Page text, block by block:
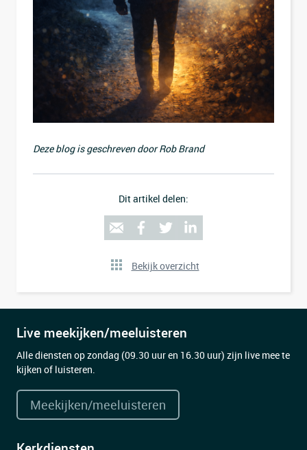
Deze blog is geschreven door Rob Brand
Dit artikel delen:
Bekijk overzicht
Live meekijken/meeluisteren
Alle diensten op zondag (09.30 uur en 16.30 uur) zijn live mee te
kijken of luisteren.
Meekijken/meeluisteren